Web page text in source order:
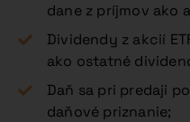
dane z príjmov ako
Dividendy z akcií
ako ostatné
Daň sa pri predaji
daňové priznanie;